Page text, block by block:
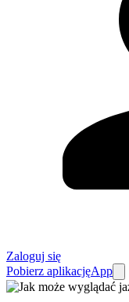
Zaloguj się
Pobierz aplikacjęApp